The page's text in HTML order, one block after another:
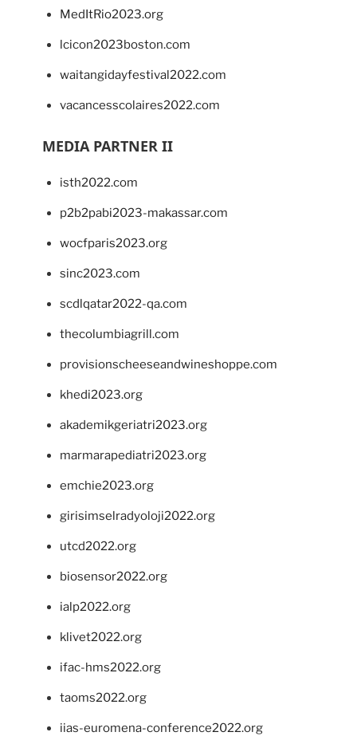
MedItRio2023.org
lcicon2023boston.com
waitangidayfestival2022.com
vacancesscolaires2022.com
MEDIA PARTNER II
isth2022.com
p2b2pabi2023-makassar.com
wocfparis2023.org
sinc2023.com
scdlqatar2022-qa.com
thecolumbiagrill.com
provisionscheeseandwineshoppe.com
khedi2023.org
akademikgeriatri2023.org
marmarapediatri2023.org
emchie2023.org
girisimselradyoloji2022.org
utcd2022.org
biosensor2022.org
ialp2022.org
klivet2022.org
ifac-hms2022.org
taoms2022.org
iias-euromena-conference2022.org